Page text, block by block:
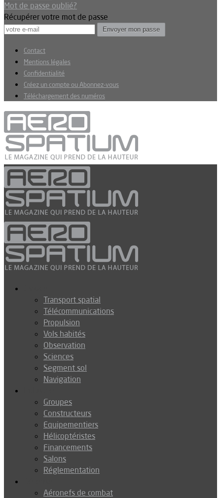
Mot de passe oublié?
Récupérer votre mot de passe
Contact
Mentions légales
Confidentialité
Créez un compte ou Abonnez-vous
Téléchargement des numéros
Transport spatial
Télécommunications
Propulsion
Vols habités
Observation
Sciences
Segment sol
Navigation
Groupes
Constructeurs
Equipementiers
Hélicoptéristes
Financements
Salons
Réglementation
Aéronefs de combat